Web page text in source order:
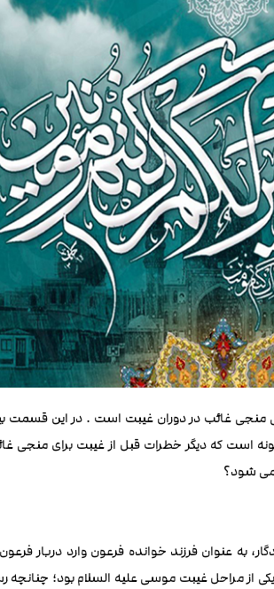
منجی غائب در دوران غیبت است . در این قسمت
است که دیگر خطرات قبل از غیبت برای منجی
می شود؟
به عنوان فرزند خوانده فرعون وارد دربار
از مراحل غیبت موسی علیه السلام بود؛ چنانچه